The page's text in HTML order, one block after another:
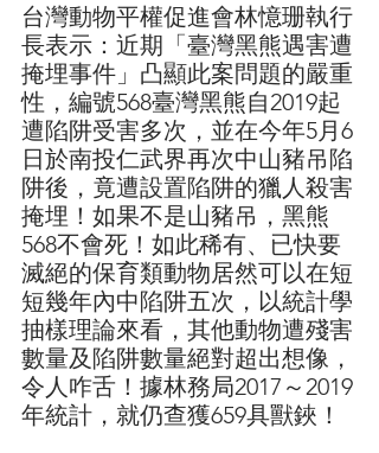
台灣動物平權促進會林憶珊執行
長表示：近期「臺灣黑熊遇害遭
掩埋事件」凸顯此案問題的嚴重
性，編號568臺灣黑熊自2019起
遭陷阱受害多次，並在今年5月6
日於南投仁武界再次中山豬吊陷
阱後，竟遭設置陷阱的獵人殺害
掩埋！如果不是山豬吊，黑熊
568不會死！如此稀有、已快要
滅絕的保育類動物居然可以在短
短幾年內中陷阱五次，以統計學
抽樣理論來看，其他動物遭殘害
數量及陷阱數量絕對超出想像，
令人咋舌！據林務局2017～2019
年統計，就仍查獲659具獸鋏！